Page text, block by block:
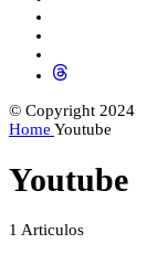
© Copyright 2024
Home Youtube
Youtube
1 Articulos